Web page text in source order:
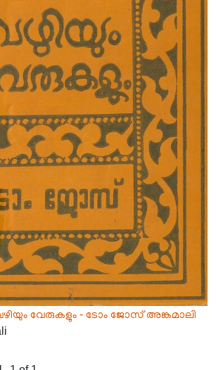
വേരുകളും - ടോം ജോസ് അങ്കമാലി